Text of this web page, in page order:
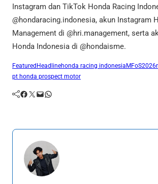
Instagram dan TikTok Honda Racing
@hondaracing.indonesia, akun Instagram
Management di @hri.management, serta
Honda Indonesia di @hondaisme.
FeaturedHeadlinehonda racing indonesiaMFoS2026
pt honda prospect motor
Facebook Twitter Mail WhatsApp